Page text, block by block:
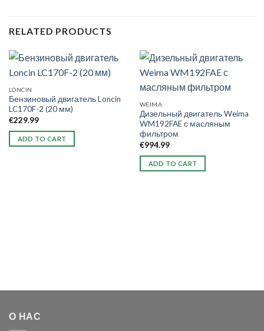
RELATED PRODUCTS
LONCIN
Бензиновый двигатель Loncin
LC170F-2 (20 мм)
€229.99
ADD TO CART
WEIMA
Дизельный двигатель Weima
WM192FAE с масляным
фильтром
€994.99
ADD TO CART
О НАС